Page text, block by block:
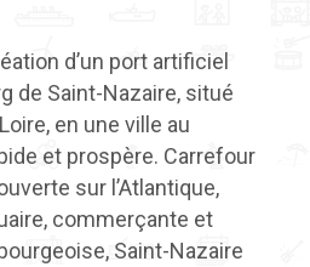
d’un port artificiel
de Saint-Nazaire, situé
en une ville au
et prospère. Carrefour
sur l’Atlantique,
commerçante et
Saint-Nazaire